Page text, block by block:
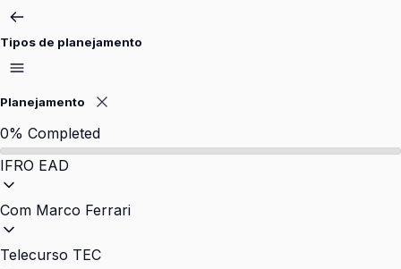
Pular
conteúdo
Tipos de planejamento
Planejamento
0% Completed
IFRO EAD
Com Marco Ferrari
Telecurso TEC